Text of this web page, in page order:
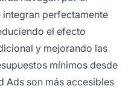
perfectamente
el efecto
y mejorando las
mínimos desde
Ads son más accesibles